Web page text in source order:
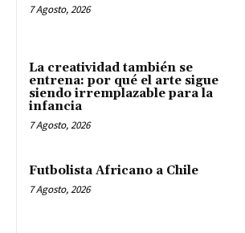
7 Agosto, 2026
La creatividad también se
entrena: por qué el arte sigue
siendo irremplazable para la
infancia
7 Agosto, 2026
Futbolista Africano a Chile
7 Agosto, 2026